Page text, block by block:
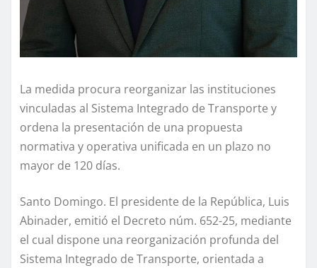
La medida procura reorganizar las instituciones
vinculadas al Sistema Integrado de Transporte y
ordena la presentación de una propuesta
normativa y operativa unificada en un plazo no
mayor de 120 días.
Santo Domingo. El presidente de la República, Luis
Abinader, emitió el Decreto núm. 652-25, mediante
el cual dispone una reorganización profunda del
Sistema Integrado de Transporte, orientada a